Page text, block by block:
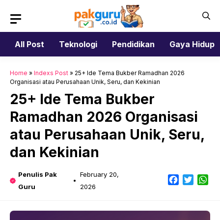
content
All Post
Teknologi Pendidikan Gaya Hidup
Home » Indexs Post » 25+ Ide Tema Bukber Ramadhan 2026
Organisasi atau Perusahaan Unik, Seru, dan Kekinian
25+ Ide Tema Bukber
Ramadhan 2026 Organisasi
atau Perusahaan Unik, Seru,
dan Kekinian
Penulis Pak
Guru
February 20,
2026
Facebook
Twitter